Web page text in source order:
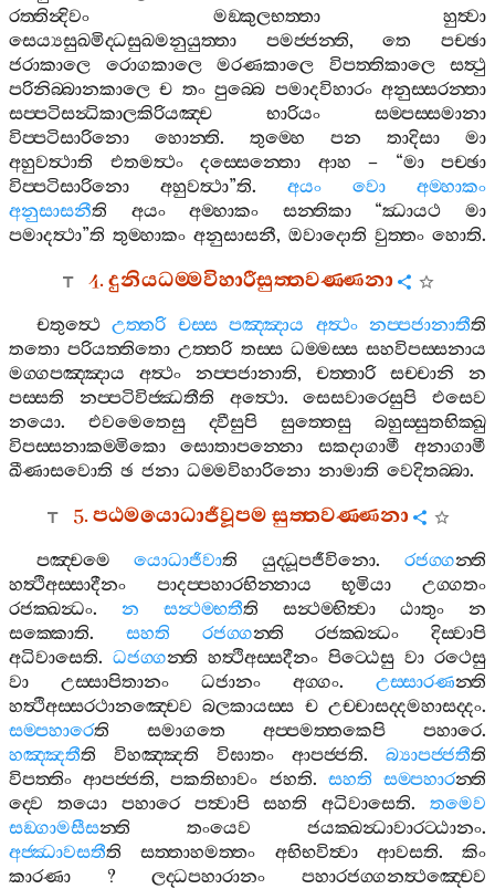
රත‍්තින්‍දිවං
මඞ‍්කුලභත‍්තා
හුත්‍වා
සෙය්‍යසුඛමිද‍්ධසුඛමනුයුත‍්තා
පමජ‍්ජන‍්ති,තෙ
පච‍්ඡා
ජරාකාලෙ
රොගකාලෙ මරණකාලෙ විපත‍්තිකාලෙ
සත්‍ථු
පරිනිබ‍්බානකාලෙ ච තං පුබ‍්බෙ පමාදවිහාරං අනුස‍්සරන‍්තා
සප‍්පටිසන්‍ධිකාලකිරියඤ‍්ච
භාරියං
සම‍්පස‍්සමානා
විප‍්පටිසාරිනො
හොන‍්ති. තුම‍්හෙ පන තාදිසා
මා
අහුවත්‍ථාති
එතමත්‍ථං දස‍්සෙන‍්තො ආහ – “මා
පච‍්ඡා
විප‍්පටිසාරිනො
අහුවත්‍ථා”ති. අයං වො
අම‍්හාකං
අනුසාසනීති අයං අම‍්හාකං සන‍්තිකා“ඣායථ
මා
පමාදත්‍ථා”ති තුම‍්හාකං අනුසාසනී, ඔවාදොති වුත‍්තං හොති.
4.දුනියධම‍්මවිහාරීසුත‍්තවණ‍්ණනා
චතුත්‍ථෙ උත‍්තරි චස‍්ස පඤ‍්ඤාය අත්‍ථං නප‍්පජානාතීති
තතො පරියත‍්තිතො උත‍්තරි තස‍්ස ධම‍්මස‍්ස සහවිපස‍්සනාය
මග‍්ගපඤ‍්ඤාය
අත්‍ථං නප‍්පජානාති, චත‍්තාරි සච‍්චානි
න
පස‍්සති
නප‍්පටිවිජ‍්ඣතීති අත්‍ථො.සෙසවාරෙසුපි
එසෙව
නයො. එවමෙතෙසු ද‍්වීසුපි සුත‍්තෙසු
බහුස‍්සුතභික‍්ඛු
විපස‍්සනාකම‍්මිකො
සොතාපන‍්නො සකදාගාමී
අනාගාමී
ඛීණාසවොති ඡ ජනා ධම‍්මවිහාරිනො නාමාති වෙදිතබ‍්බා.
5.පඨමයොධාජීවූපමසුත‍්තවණ‍්ණනා
පඤ‍්චමෙ යොධාජීවාති යුද‍්ධූපජීවිනො.රජග‍්ගන‍්ති
හත්‍ථිඅස‍්සාදීනං
පාදප‍්පහාරභින‍්නාය භූමියා
උග‍්ගතං
රජක‍්ඛන්‍ධං. න සන්‍ථම‍්භතීති සන්‍ථම‍්භිත්‍වා ඨාතුං
න
සක‍්කොති. සහති රජග‍්ගන‍්ති රජක‍්ඛන්‍ධං
දිස‍්වාපි
අධිවාසෙති. ධජග‍්ගන‍්ති හත්‍ථිඅස‍්සදීනං පිට‍්ඨෙසු වා රථෙසු
වා
උස‍්සාපිතානං ධජානං අග‍්ගං. උස‍්සාරණන‍්ති
හත්‍ථිඅස‍්සරථානඤ‍්චෙව බලකායස‍්ස ච උච‍්චාසද‍්දමහාසද‍්දං.
සම‍්පහාරෙති සමාගතෙ අප‍්පමත‍්තකෙපි පහාරෙ.
හඤ‍්ඤතීති විහඤ‍්ඤති විඝාතං ආපජ‍්ජති. බ්‍යාපජ‍්ජතීති
විපත‍්තිං ආපජ‍්ජති,පකතිභාවං ජහති. සහති සම‍්පහාරන‍්ති
ද‍්වෙ
තයො පහාරෙ පත්‍වාපි සහති අධිවාසෙති.තමෙව
සඞ‍්ගාමසීසන‍්ති තංයෙව ජයක‍්ඛන්‍ධාවාරට‍්ඨානං.
අජ‍්ඣාවසතීති සත‍්තාහමත‍්තං අභිභවිත්‍වා ආවසති. කිං
කාරණා ?ලද‍්ධපහාරානං
පහාරජග‍්ගනත්‍ථඤ‍්චෙව